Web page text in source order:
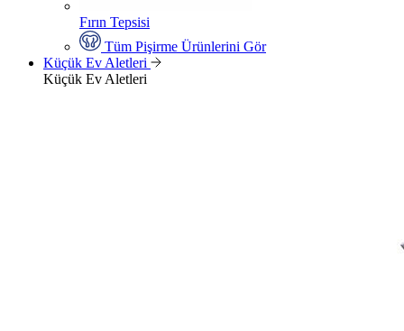
Fırın Tepsisi
Tüm Pişirme Ürünlerini Gör
Küçük Ev Aletleri
Küçük Ev Aletleri